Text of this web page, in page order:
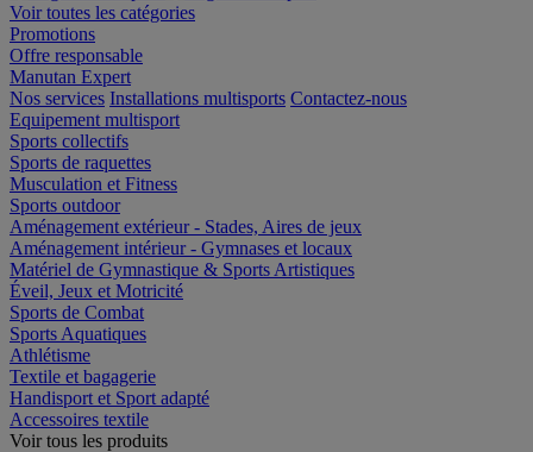
Voir toutes les catégories
Promotions
Offre responsable
Manutan Expert
Nos services Installations multisports Contactez-nous
Equipement multisport
Sports collectifs
Sports de raquettes
Musculation et Fitness
Sports outdoor
Aménagement extérieur - Stades, Aires de jeux
Aménagement intérieur - Gymnases et locaux
Matériel de Gymnastique & Sports Artistiques
Éveil, Jeux et Motricité
Sports de Combat
Sports Aquatiques
Athlétisme
Textile et bagagerie
Handisport et Sport adapté
Accessoires textile
Voir tous les produits